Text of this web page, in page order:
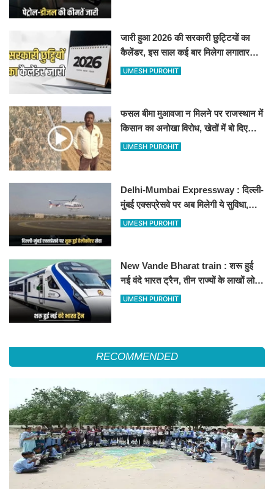
जारी हुआ 2026 की सरकारी छुट्टियों का
कैलेंडर, इस साल कई बार मिलेगा लगातार
अवकाश, देखें
UMESH PUROHIT
फसल बीमा मुआवजा न मिलने पर राजस्थान में
किसान का अनोखा विरोध, खेतों में बो दिए
500-500 रुपए के नोट, वीडियो वायरल
UMESH PUROHIT
Delhi-Mumbai Expressway : दिल्ली-
मुंबई एक्सप्रेसवे पर अब मिलेगी ये सुविधा,
हेलीकॉप्टर सर्विस से तुरंत घायल पहुंचेगा
UMESH PUROHIT
New Vande Bharat train : शरू हुई
नई वंदे भारत ट्रैन, तीन राज्यों के लाखों लोगों
का सफर होगा आसान, देखें पूरा रूटमैप
UMESH PUROHIT
RECOMMENDED